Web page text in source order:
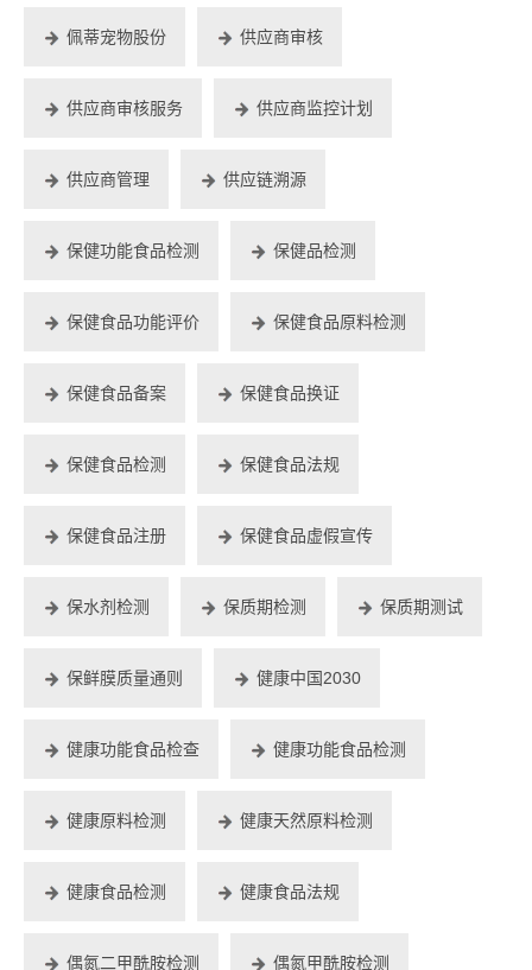
佩蒂宠物股份 供应商审核
供应商审核服务 供应商监控计划
供应商管理 供应链溯源
保健功能食品检测 保健品检测
保健食品功能评价 保健食品原料检测
保健食品备案 保健食品换证
保健食品检测 保健食品法规
保健食品注册 保健食品虚假宣传
保水剂检测 保质期检测 保质期测试
保鲜膜质量通则 健康中国2030
健康功能食品检查 健康功能食品检测
健康原料检测 健康天然原料检测
健康食品检测 健康食品法规
偶氮二甲酰胺检测 偶氮甲酰胺检测